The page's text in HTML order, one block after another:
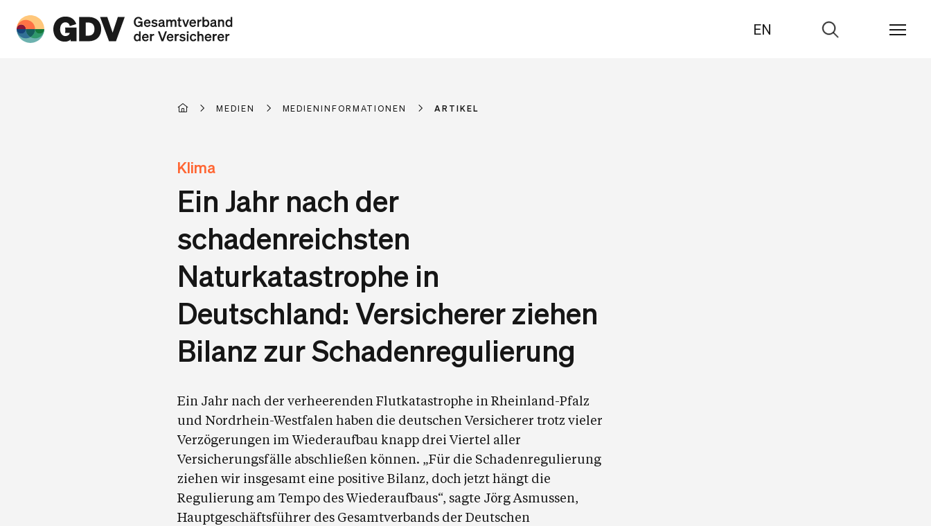
EN
Zur
MEDIEN MEDIENINFORMATIONEN ARTIKEL
Klima
Ein Jahr nach der
schadenreichsten
Naturkatastrophe in
Deutschland: Versicherer ziehen
Bilanz zur Schadenregulierung
Ein Jahr nach der verheerenden Flutkatastrophe in Rheinland-Pfalz
und Nordrhein-Westfalen haben die deutschen Versicherer trotz vieler
Verzögerungen im Wiederaufbau knapp drei Viertel aller
Versicherungsfälle abschließen können. „Für die Schadenregulierung
ziehen wir insgesamt eine positive Bilanz, doch jetzt hängt die
Regulierung am Tempo des Wiederaufbaus“, sagte Jörg Asmussen,
Hauptgeschäftsführer des Gesamtverbands der Deutschen